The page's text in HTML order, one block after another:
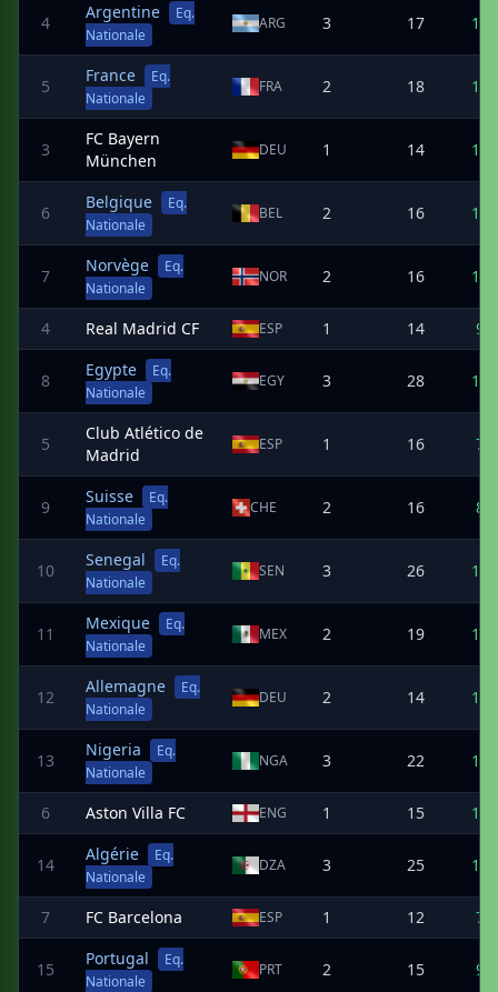
4
Argentine
Eq.
Nationale
ARG 3 17 15
5
France
Eq.
Nationale
FRA 2 18 14
3
FC Bayern
München
DEU 1 14 11
6
Belgique
Eq.
Nationale
BEL 2 16 10
7
Norvège
Eq.
Nationale
NOR 2 16 10
4 Real Madrid CF ESP 1 14 9
8
Egypte
Eq.
Nationale
EGY 3 28 12
5
Club Atlético de
Madrid
ESP 1 16 7
9
Suisse
Eq.
Nationale
CHE 2 16 8
10
Senegal
Eq.
Nationale
SEN 3 26 14
11
Mexique
Eq.
Nationale
MEX 2 19 10
12
Allemagne
Eq.
Nationale
DEU 2 14 11
13
Nigeria
Eq.
Nationale
NGA 3 22 13
6 Aston Villa FC ENG 1 15 13
14
Algérie
Eq.
Nationale
DZA 3 25 14
7 FC Barcelona ESP 1 12 7
15
Portugal
Eq.
Nationale
PRT 2 15 9